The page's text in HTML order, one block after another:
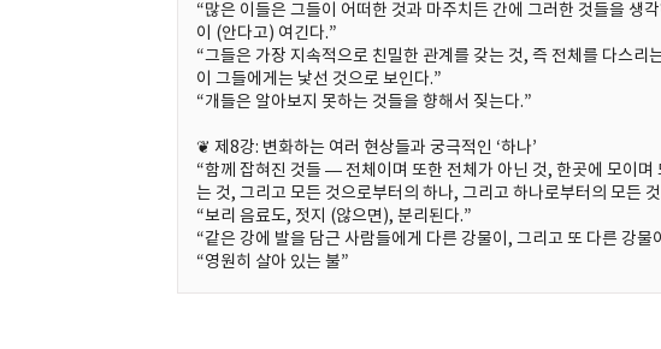
“많은 이들은 그들이 어떠한 것과 마주치든 간에 그러한 것들을 생
이 (안다고) 여긴다.”
“그들은 가장 지속적으로 친밀한 관계를 갖는 것, 즉 전체를 다스리
이 그들에게는 낯선 것으로 보인다.”
“개들은 알아보지 못하는 것들을 향해서 짖는다.”
❦ 제8강: 변화하는 여러 현상들과 궁극적인 ‘하나’
“함께 잡혀진 것들 — 전체이며 또한 전체가 아닌 것, 한곳에 모이
는 것, 그리고 모든 것으로부터의 하나, 그리고 하나로부터의 모든
“보리 음료도, 젓지 (않으면), 분리된다.”
“같은 강에 발을 담근 사람들에게 다른 강물이, 그리고 또 다른 강물
“영원히 살아 있는 불”